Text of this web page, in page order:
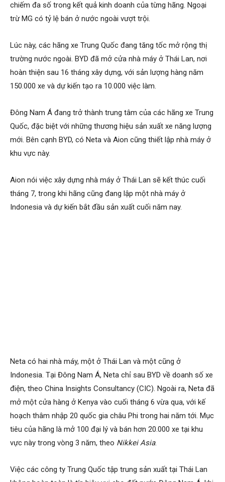
chiếm đa số trong kết quả kinh doanh của từng hãng. Ngoại
trừ MG có tỷ lệ bán ở nước ngoài vượt trội.
Lúc này, các hãng xe Trung Quốc đang tăng tốc mở rộng thị
trường nước ngoài. BYD đã mở cửa nhà máy ở Thái Lan, nơi
hoàn thiện sau 16 tháng xây dựng, với sản lượng hàng năm
150.000 xe và dự kiến tạo ra 10.000 việc làm.
Đông Nam Á đang trở thành trung tâm của các hãng xe Trung
Quốc, đặc biệt với những thương hiệu sản xuất xe năng lượng
mới. Bên cạnh BYD, có Neta và Aion cũng thiết lập nhà máy ở
khu vực này.
Aion nói việc xây dựng nhà máy ở Thái Lan sẽ kết thúc cuối
tháng 7, trong khi hãng cũng đang lập một nhà máy ở
Indonesia và dự kiến bắt đầu sản xuất cuối năm nay.
Neta có hai nhà máy, một ở Thái Lan và một cũng ở
Indonesia. Tại Đông Nam Á, Neta chỉ sau BYD về doanh số xe
điện, theo China Insights Consultancy (CIC). Ngoài ra, Neta đã
mở một cửa hàng ở Kenya vào cuối tháng 6 vừa qua, với kế
hoạch thâm nhập 20 quốc gia châu Phi trong hai năm tới. Mục
tiêu của hãng là mở 100 đại lý và bán hơn 20.000 xe tại khu
vực này trong vòng 3 năm, theo Nikkei Asia.
Việc các công ty Trung Quốc tập trung sản xuất tại Thái Lan